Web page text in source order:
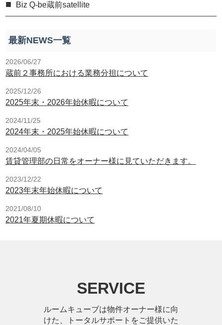
Biz Q-be蔵前satellite
最新NEWS一覧
2026/06/27
蔵前２事務所における業務分担について
2025/12/26
2025年末・2026年始休暇について
2024/11/25
2024年末・2025年始休暇について
2024/04/05
賃貸管理部の日常をオーナー様に見ていただきます。
2023/12/22
2023年末年始休暇について
2021/08/10
2021年夏期休暇について
SERVICE
ルームキューブは物件オーナー様に向
けた、トータルサポートをご提供いた